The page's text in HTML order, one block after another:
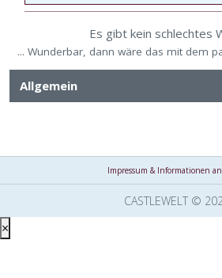
Es gibt kein schlechtes
... Wunderbar, dann wäre das mit dem
Allgemein
Impressum & Informationen
CASTLEWELT ©
×